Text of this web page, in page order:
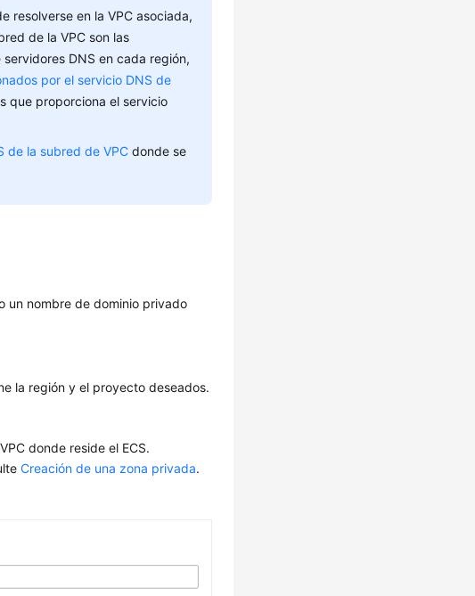
resolverse en la VPC asociada,
de la VPC son las
DNS en cada región,
por el servicio DNS de
que proporciona el servicio
de la subred de VPC donde se
un nombre de dominio privado
la región y el proyecto deseados.
donde reside el ECS.
Creación de una zona privada.